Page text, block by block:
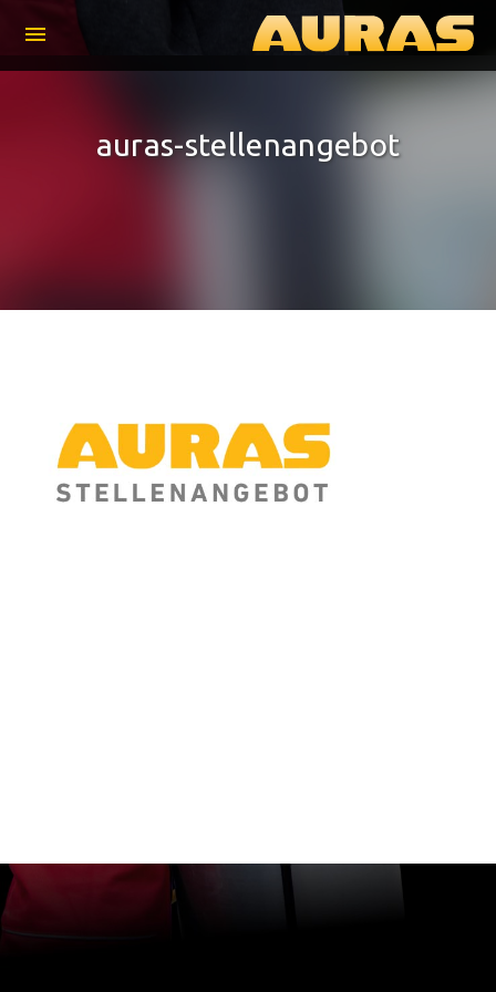
menu
auras-stellenangebot